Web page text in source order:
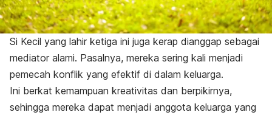
Si Kecil yang lahir ketiga ini juga kerap dianggap sebagai
mediator alami. Pasalnya, mereka sering kali menjadi
pemecah konflik yang efektif di dalam keluarga.
Ini berkat kemampuan kreativitas dan berpikirnya,
sehingga mereka dapat menjadi anggota keluarga yang